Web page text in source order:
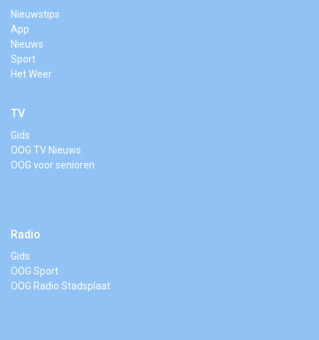
Nieuwstips
App
Nieuws
Sport
Het Weer
TV
Gids
OOG TV Nieuws
OOG voor senioren
Radio
Gids
OOG Sport
OOG Radio Stadsplaat